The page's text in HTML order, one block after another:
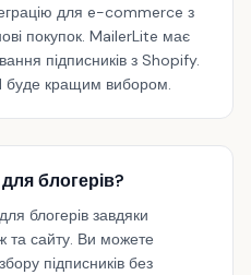
для e-commerce з
покупок. MailerLite має
підписників з Shopify.
кращим вибором.
блогерів?
блогерів завдяки
та сайту. Ви можете
підписників без